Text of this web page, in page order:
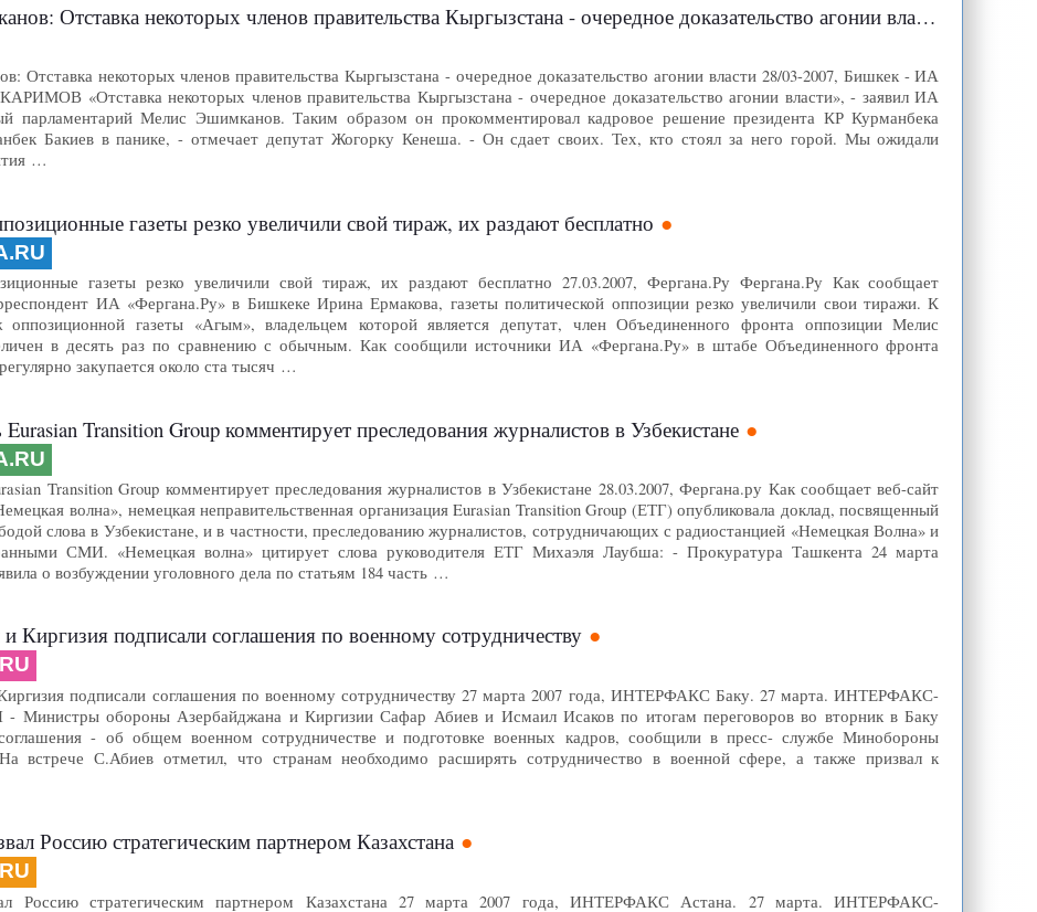
Отставка некоторых членов правительства Кыргызстана - очередное доказательство агонии власти
Отставка некоторых членов правительства Кыргызстана - очередное доказательство агонии власти 28/03-2007, Бишкек - ИА
«Отставка некоторых членов правительства Кыргызстана - очередное доказательство агонии власти», - заявил ИА
парламентарий Мелис Эшимканов. Таким образом он прокомментировал кадровое решение президента КР Курманбека
Бакиев в панике, - отмечает депутат Жогорку Кенеша. - Он сдает своих. Тех, кто стоял за него горой. Мы ожидали
…
газеты резко увеличили свой тираж, их раздают бесплатно
газеты резко увеличили свой тираж, их раздают бесплатно 27.03.2007, Фергана.Ру Фергана.Ру Как сообщает
ИА «Фергана.Ру» в Бишкеке Ирина Ермакова, газеты политической оппозиции резко увеличили свои тиражи. К
газеты «Агым», владельцем которой является депутат, член Объединенного фронта оппозиции Мелис
в десять раз по сравнению с обычным. Как сообщили источники ИА «Фергана.Ру» в штабе Объединенного фронта
закупается около ста тысяч …
Transition Group комментирует преследования журналистов в Узбекистане
Transition Group комментирует преследования журналистов в Узбекистане 28.03.2007, Фергана.ру Как сообщает веб-сайт
волна», немецкая неправительственная организация Eurasian Transition Group (ЕТГ) опубликовала доклад, посвященный
слова в Узбекистане, и в частности, преследованию журналистов, сотрудничающих с радиостанцией «Немецкая Волна» и
СМИ. «Немецкая волна» цитирует слова руководителя ЕТГ Михаэля Лаубша: - Прокуратура Ташкента 24 марта
о возбуждении уголовного дела по статьям 184 часть …
Киргизия подписали соглашения по военному сотрудничеству
подписали соглашения по военному сотрудничеству 27 марта 2007 года, ИНТЕРФАКС Баку. 27 марта. ИНТЕРФАКС-
обороны Азербайджана и Киргизии Сафар Абиев и Исмаил Исаков по итогам переговоров во вторник в Баку
- об общем военном сотрудничестве и подготовке военных кадров, сообщили в пресс- службе Минобороны
встрече С.Абиев отметил, что странам необходимо расширять сотрудничество в военной сфере, а также призвал к
Россию стратегическим партнером Казахстана
Россию стратегическим партнером Казахстана 27 марта 2007 года, ИНТЕРФАКС Астана. 27 марта. ИНТЕРФАКС-